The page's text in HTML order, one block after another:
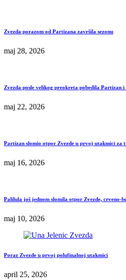
Zvezda porazom od Partizana završila sezonu
maj 28, 2026
Zvezda posle velikog preokreta pobedila Partizan
maj 22, 2026
Partizan slomio otpor Zvezde u prvoj utakmici za
maj 16, 2026
Palilula još jednom slomila otpor Zvezde, crveno-
maj 10, 2026
Poraz Zvezde u prvoj polufinalnoj utakmici
april 25, 2026